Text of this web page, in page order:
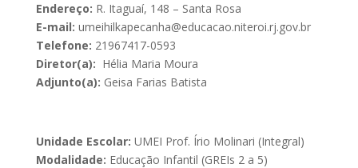
Endereço: R. Itaguaí, 148 – Santa Rosa
E-mail: umeihilkapecanha@educacao.niteroi.rj.gov.br
Telefone: 21967417-0593
Diretor(a): Hélia Maria Moura
Adjunto(a): Geisa Farias Batista
Unidade Escolar: UMEI Prof. Írio Molinari (Integral)
Modalidade: Educação Infantil (GREIs 2 a 5)